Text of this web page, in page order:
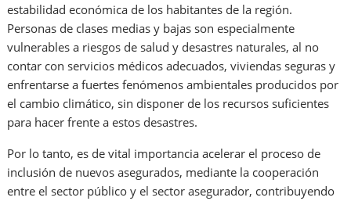
estabilidad económica de los habitantes de la región.
Personas de clases medias y bajas son especialmente
vulnerables a riesgos de salud y desastres naturales, al no
contar con servicios médicos adecuados, viviendas seguras y
enfrentarse a fuertes fenómenos ambientales producidos por
el cambio climático, sin disponer de los recursos suficientes
para hacer frente a estos desastres.
Por lo tanto, es de vital importancia acelerar el proceso de
inclusión de nuevos asegurados, mediante la cooperación
entre el sector público y el sector asegurador, contribuyendo